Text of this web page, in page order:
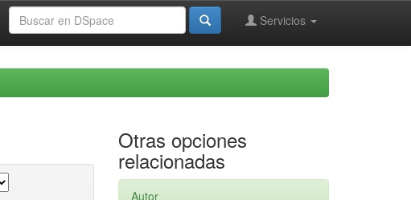
Servicios
Otras opciones
relacionadas
Autor